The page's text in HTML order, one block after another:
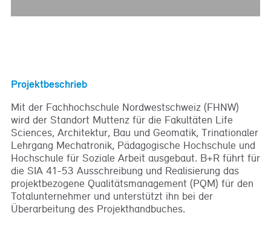
Projektbeschrieb
Mit der Fachhochschule Nordwestschweiz (FHNW)
wird der Standort Muttenz für die Fakultäten Life
Sciences, Architektur, Bau und Geomatik, Trinationaler
Lehrgang Mechatronik, Pädagogische Hochschule und
Hochschule für Soziale Arbeit ausgebaut. B+R führt für
die SIA 41-53 Ausschreibung und Realisierung das
projektbezogene Qualitätsmanagement (PQM) für den
Totalunternehmer und unterstützt ihn bei der
Überarbeitung des Projekthandbuches.